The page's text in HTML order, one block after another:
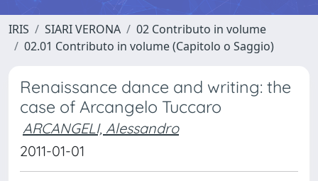
IRIS SIARI VERONA
02 Contributo in volume
02.01 Contributo in volume (Capitolo o Saggio)
Renaissance dance and writing: the
case of Arcangelo Tuccaro
ARCANGELI, Alessandro
2011-01-01